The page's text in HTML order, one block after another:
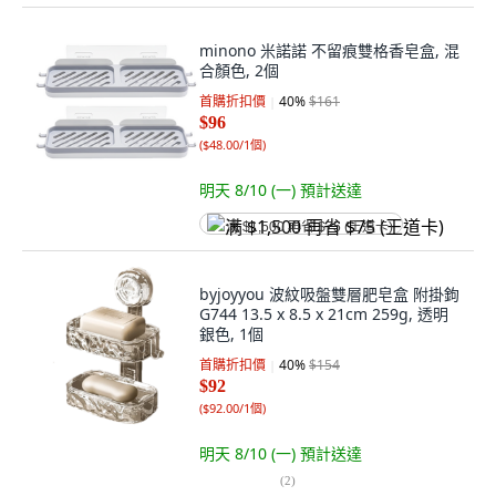
minono 米諾諾 不留痕雙格香皂盒, 混
合顏色, 2個
首購折扣價 40%$161
$96
($48.00/1個)
明天 8/10 (一) 預計送達
满 $1,500 再省 $75 (王道卡)
byjoyyou 波紋吸盤雙層肥皂盒 附掛鉤
G744 13.5 x 8.5 x 21cm 259g, 透明
銀色, 1個
首購折扣價 40%$154
$92
($92.00/1個)
明天 8/10 (一) 預計送達
(2)